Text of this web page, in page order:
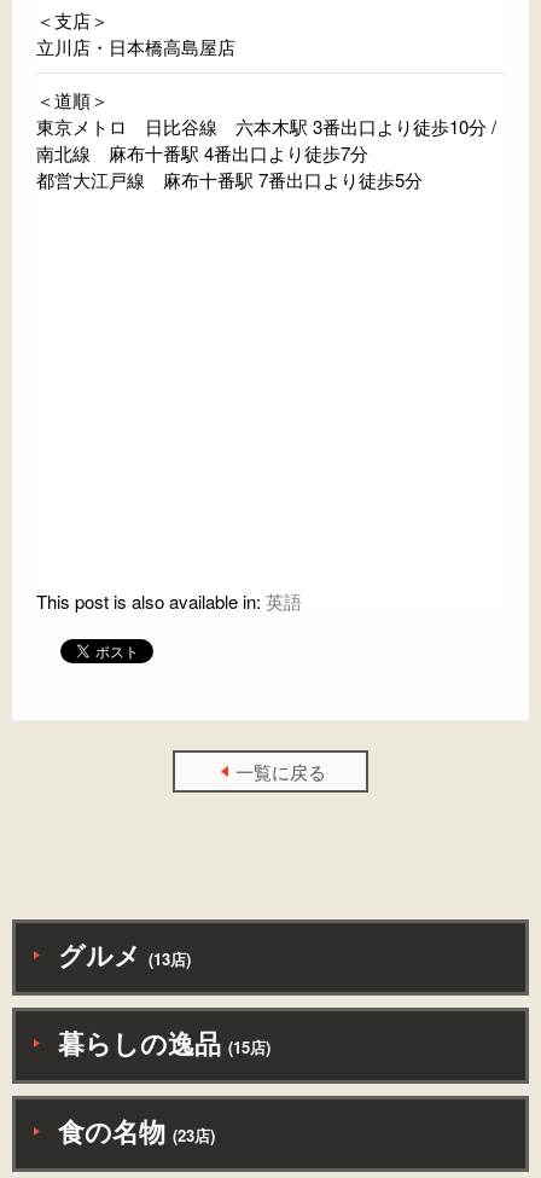
＜支店＞
立川店・日本橋高島屋店
＜道順＞
東京メトロ 日比谷線 六本木駅 3番出口より徒歩10分 /
南北線 麻布十番駅 4番出口より徒歩7分
都営大江戸線 麻布十番駅 7番出口より徒歩5分
This post is also available in: 英語
一覧に戻る
グルメ (13店)
暮らしの逸品 (15店)
食の名物 (23店)